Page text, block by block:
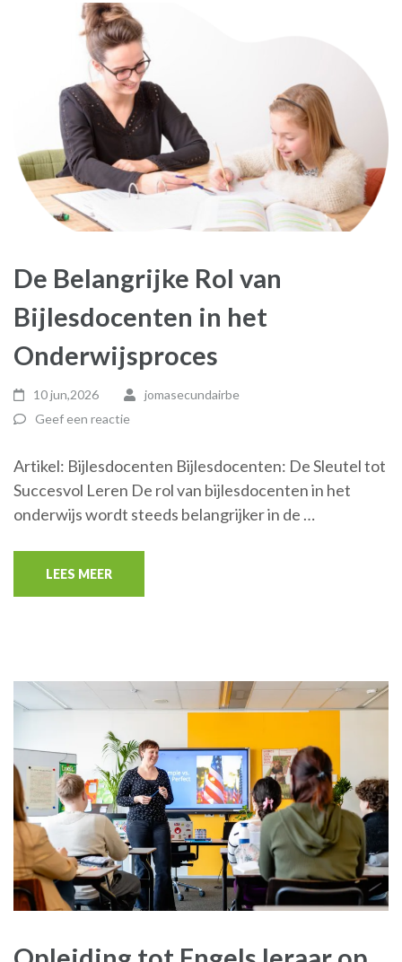
De Belangrijke Rol van
Bijlesdocenten in het
Onderwijsproces
10 jun,2026
jomasecundairbe
Geef een reactie
Artikel: Bijlesdocenten Bijlesdocenten: De Sleutel tot
Succesvol Leren De rol van bijlesdocenten in het
onderwijs wordt steeds belangrijker in de …
LEES MEER